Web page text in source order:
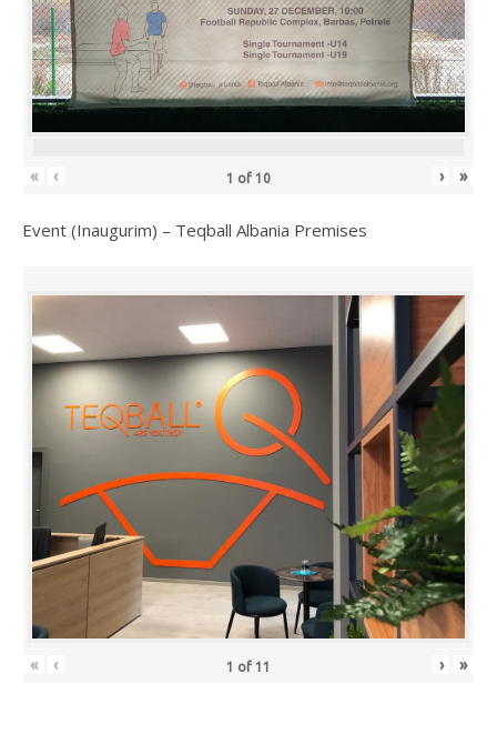
« ‹ 1 of 10 › »
Event (Inaugurim) – Teqball Albania Premises
« ‹ 1 of 11 › »